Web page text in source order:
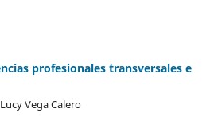
profesionales transversales e
Vega Calero